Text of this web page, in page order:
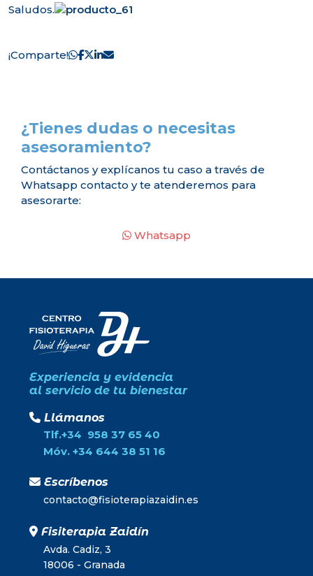
Saludos.
¡Comparte!
¿Tienes dudas o necesitas
asesoramiento?
Contáctanos y explícanos tu caso a través de
Whatsapp contacto y te atenderemos para
asesorarte:
Whatsapp
Experiencia y evidencia
al servicio de tu bienestar
Llámanos
Tlf.+34 958 37 65 40
Móv. +34 644 38 51 16
Escríbenos
contacto@fisioterapiazaidin.es
Fisiterapia Zaidín
Avda. Cadiz, 3
18006 - Granada